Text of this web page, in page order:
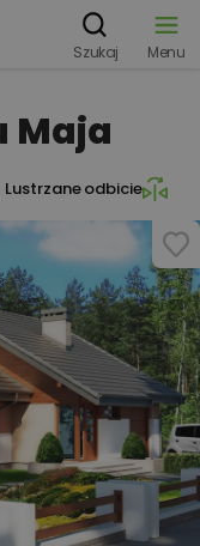
Szukaj Menu
Maja
Lustrzane odbicie